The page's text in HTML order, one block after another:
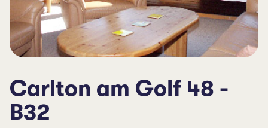
Carlton am Golf 48 -
B32